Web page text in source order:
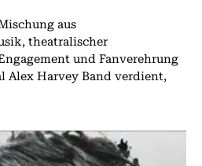
aus
theatralischer
und Fanverehrung
Alex Harvey Band verdient,